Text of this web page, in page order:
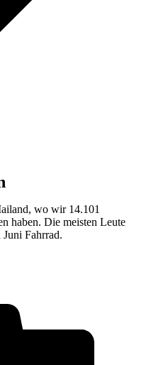
wo wir 14.101
haben. Die meisten Leute
Fahrrad.